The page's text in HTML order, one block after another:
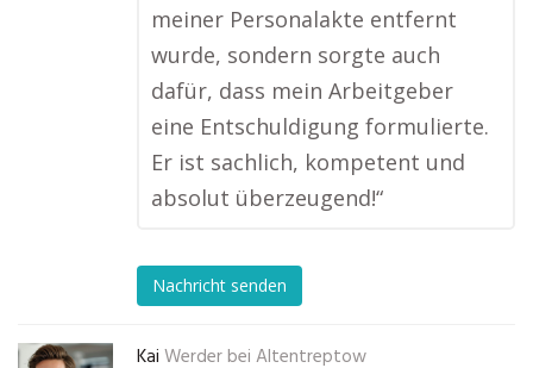
meiner Personalakte entfernt
wurde, sondern sorgte auch
dafür, dass mein Arbeitgeber
eine Entschuldigung formulierte.
Er ist sachlich, kompetent und
absolut überzeugend!“
Nachricht senden
Kai Werder bei Altentreptow